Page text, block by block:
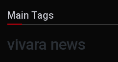
Main Tags
vivara news